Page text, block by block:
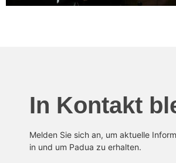
In Kontakt
Melden Sie sich an, um aktuelle
in und um Padua zu erhalten.